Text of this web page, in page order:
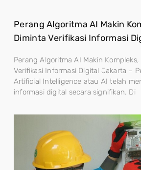
Perang Algoritma AI Makin
Diminta Verifikasi Informasi
Perang Algoritma AI Makin
Verifikasi Informasi Digital Jakarta –
Artificial Intelligence atau AI telah
informasi digital secara signifikan. Di